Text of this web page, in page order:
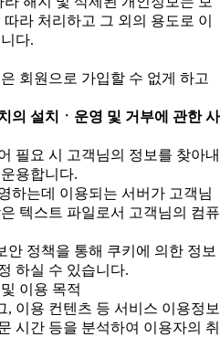
라 처리하고 그 외의 용도로 이
다.
회원으로 가입할 수 없게 하고
의 설치ㆍ운영 및 거부에 관한 사
필요 시 고객님의 정보를 찾아내
용합니다.
하는데 이용되는 서버가 고객님
텍스트 파일로서 고객님의 컴퓨
안 정책을 통해 쿠키에 의한 정보
하실 수 있습니다.
이용 목적
, 이용 컨텐츠 등 서비스 이용정보
시간 등을 분석하여 이용자의 취